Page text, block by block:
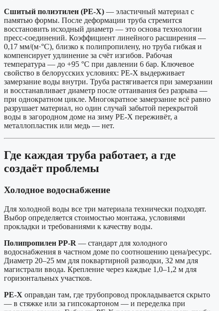
Сшитый полиэтилен (PE-X) — эластичный материал с
памятью формы. После деформации труба стремится
восстановить исходный диаметр — это основа технологии
пресс-соединений. Коэффициент линейного расширения —
0,17 мм/(м·°C), близко к полипропилену, но труба гибкая и
компенсирует удлинение за счёт изгибов. Рабочая
температура — до +95 °C при давлении 6 бар. Ключевое
свойство в белорусских условиях: PE-X выдерживает
замерзание воды внутри. Труба растягивается при замерзании
и восстанавливает диаметр после оттаивания без разрыва —
при однократном цикле. Многократное замерзание всё равно
разрушает материал, но один случай забытой перекрытой
воды в загородном доме на зиму PE-X переживёт, а
металлопластик или медь — нет.
Где каждая труба работает, а где
создаёт проблемы
Холодное водоснабжение
Для холодной воды все три материала технически подходят.
Выбор определяется стоимостью монтажа, условиями
прокладки и требованиями к качеству воды.
Полипропилен PP-R — стандарт для холодного
водоснабжения в частном доме по соотношению цена/ресурс.
Диаметр 20–25 мм для поквартирной разводки, 32 мм для
магистрали ввода. Крепление через каждые 1,0–1,2 м для
горизонтальных участков.
PE-X оправдан там, где трубопровод прокладывается скрыто
— в стяжке или за гипсокартоном — и переделка при